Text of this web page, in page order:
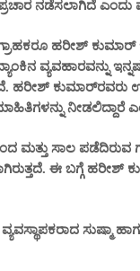
ನಡೆಸಲಾಗಿದೆ ಎಂದು
ಹರೀಶ್ ಕುಮಾರ್
ವ್ಯವಹಾರವನ್ನು
ಹರೀಶ್ ಕುಮಾರ್‌ರವರು
ನೀಡಲಿದ್ದಾರೆ
ಮತ್ತು ಸಾಲ ಪಡೆದಿರುವ
ಈ ಬಗ್ಗೆ ಹರೀಶ್
ಸುಷ್ಮಾ